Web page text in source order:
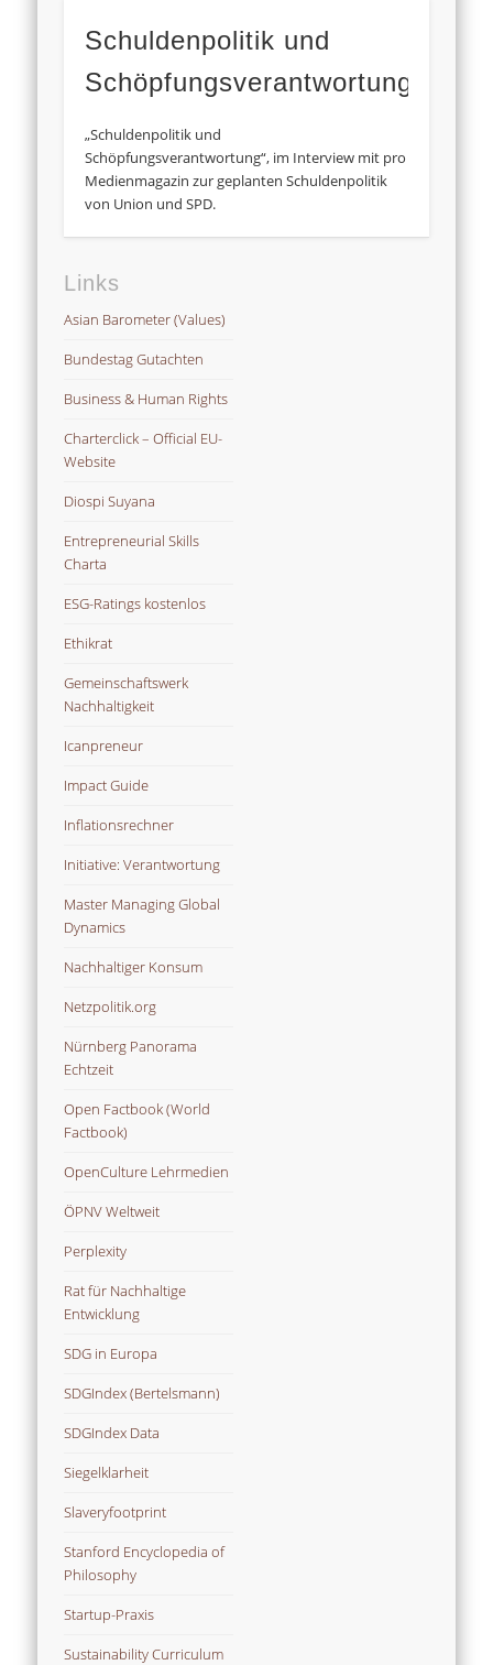
Schuldenpolitik und
Schöpfungsverantwortung
„Schuldenpolitik und
Schöpfungsverantwortung“, im Interview mit pro
Medienmagazin zur geplanten Schuldenpolitik
von Union und SPD.
Links
Asian Barometer (Values)
Bundestag Gutachten
Business & Human Rights
Charterclick – Official EU-
Website
Diospi Suyana
Entrepreneurial Skills
Charta
ESG-Ratings kostenlos
Ethikrat
Gemeinschaftswerk
Nachhaltigkeit
Icanpreneur
Impact Guide
Inflationsrechner
Initiative: Verantwortung
Master Managing Global
Dynamics
Nachhaltiger Konsum
Netzpolitik.org
Nürnberg Panorama
Echtzeit
Open Factbook (World
Factbook)
OpenCulture Lehrmedien
ÖPNV Weltweit
Perplexity
Rat für Nachhaltige
Entwicklung
SDG in Europa
SDGIndex (Bertelsmann)
SDGIndex Data
Siegelklarheit
Slaveryfootprint
Stanford Encyclopedia of
Philosophy
Startup-Praxis
Sustainability Curriculum